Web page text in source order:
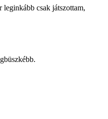
leginkább csak játszottam,